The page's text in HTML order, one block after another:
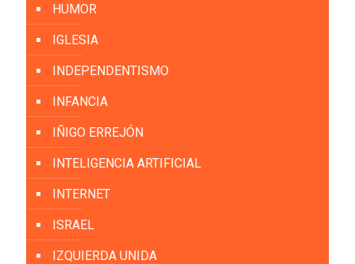
HUMOR
IGLESIA
INDEPENDENTISMO
INFANCIA
IÑIGO ERREJÓN
INTELIGENCIA ARTIFICIAL
INTERNET
ISRAEL
IZQUIERDA UNIDA